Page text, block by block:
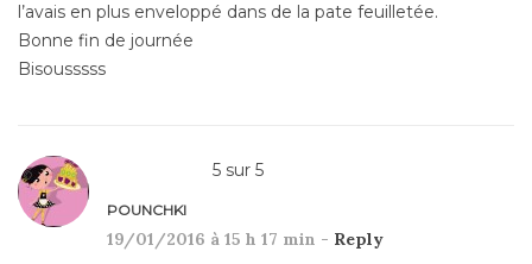
l’avais en plus enveloppé dans de la pate feuilletée.
Bonne fin de journée
Bisousssss
5 sur 5
POUNCHKI
19/01/2016 à 15 h 17 min - Reply